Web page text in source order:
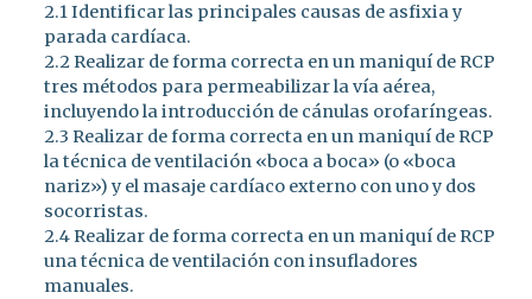
2.1 Identificar las principales causas de asfixia y
parada cardíaca.
2.2 Realizar de forma correcta en un maniquí de RCP
tres métodos para permeabilizar la vía aérea,
incluyendo la introducción de cánulas orofaríngeas.
2.3 Realizar de forma correcta en un maniquí de RCP
la técnica de ventilación «boca a boca» (o «boca
nariz») y el masaje cardíaco externo con uno y dos
socorristas.
2.4 Realizar de forma correcta en un maniquí de RCP
una técnica de ventilación con insufladores
manuales.